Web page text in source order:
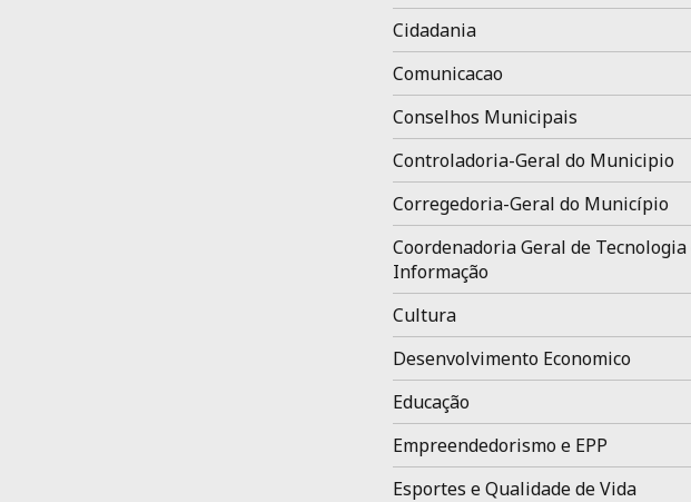
Cidadania
Comunicacao
Conselhos Municipais
Controladoria-Geral do Municipio
Corregedoria-Geral do Município
Coordenadoria Geral de Tecnologia
Informação
Cultura
Desenvolvimento Economico
Educação
Empreendedorismo e EPP
Esportes e Qualidade de Vida